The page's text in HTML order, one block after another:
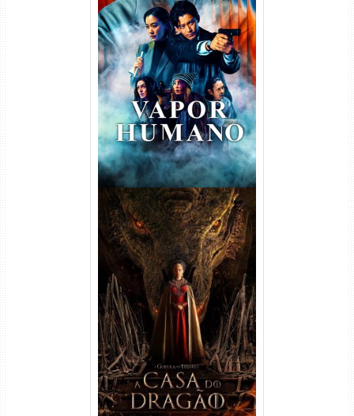
Vapor Humano 1ª Temporada
Torrent (2026) WEB-DL 1080p
Dual Áudio
A Casa do Dragão 1ª
Temporada Torrent (2022)
WEB-DL 720p/1080p Dual
Áudio